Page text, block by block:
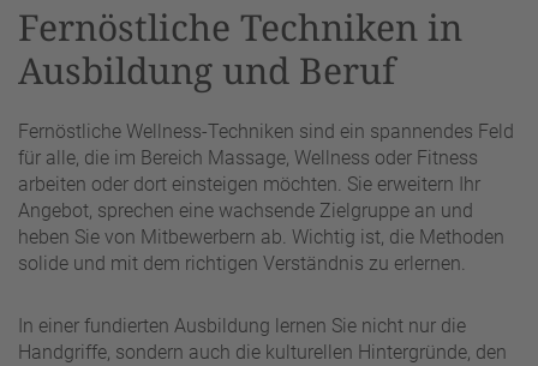
Fernöstliche Techniken in
Ausbildung und Beruf
Fernöstliche Wellness-Techniken sind ein spannendes Feld
für alle, die im Bereich Massage, Wellness oder Fitness
arbeiten oder dort einsteigen möchten. Sie erweitern Ihr
Angebot, sprechen eine wachsende Zielgruppe an und
heben Sie von Mitbewerbern ab. Wichtig ist, die Methoden
solide und mit dem richtigen Verständnis zu erlernen.
In einer fundierten Ausbildung lernen Sie nicht nur die
Handgriffe, sondern auch die kulturellen Hintergründe, den